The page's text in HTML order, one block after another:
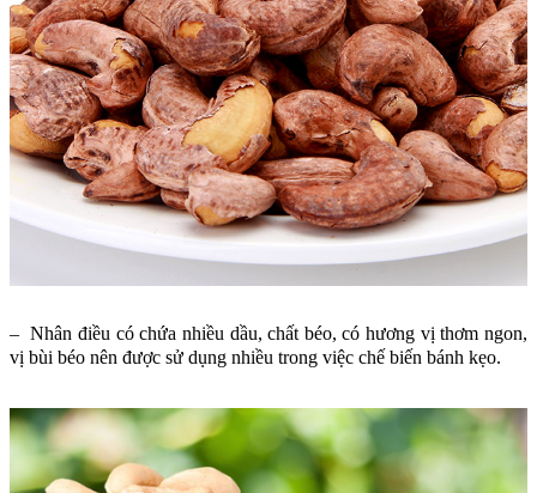
– Nhân điều có chứa nhiều dầu, chất béo, có hương vị thơm ngon,
vị bùi béo nên được sử dụng nhiều trong việc chế biến bánh kẹo.